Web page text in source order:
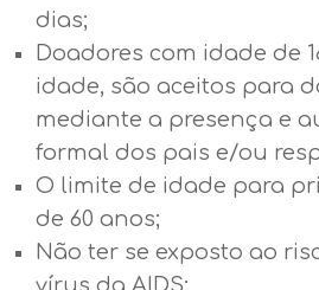
dias;
Doadores com idade de
idade, são aceitos para
mediante a presença e
formal dos pais e/ou
O limite de idade para
de 60 anos;
Não ter se exposto ao
vírus da AIDS;